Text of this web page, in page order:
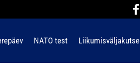
NATO test Liikumisväljakutse